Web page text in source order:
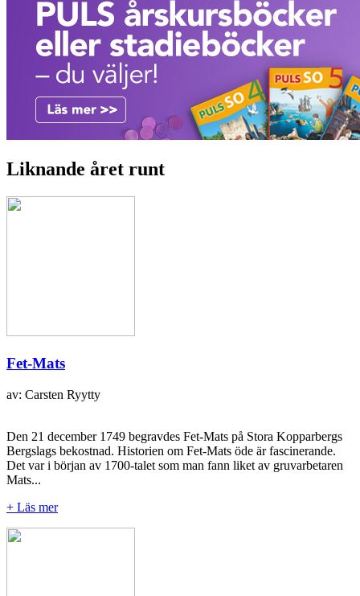
Liknande året runt
Fet-Mats
av: Carsten Ryytty
Den 21 december 1749 begravdes Fet-Mats på Stora Kopparbergs
Bergslags bekostnad. Historien om Fet-Mats öde är fascinerande.
Det var i början av 1700-talet som man fann liket av gruvarbetaren
Mats...
+ Läs mer